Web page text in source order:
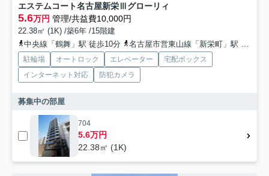
エステムコート名古屋新栄Ⅲグローリィ
5.6万円 管理/共益費10,000円
22.38㎡ (1K) /築6年 /15階建
中央線「鶴舞」駅 徒歩10分
名古屋市営東山線「新栄町」駅 徒歩12分
駐輪場 オートロック エレベーター
宅配ボックス
インターネット対応
防犯カメラ
募集中の部屋
704
5.6万円
22.38㎡ (1K)